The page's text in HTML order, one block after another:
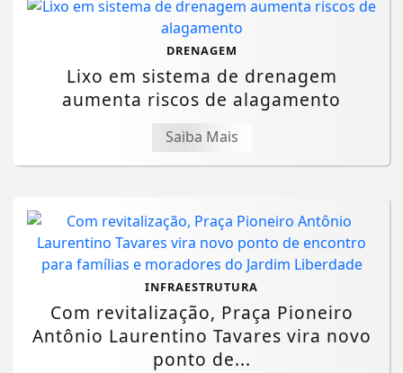
DRENAGEM
Lixo em sistema de drenagem
aumenta riscos de alagamento
Saiba Mais
INFRAESTRUTURA
Com revitalização, Praça Pioneiro
Antônio Laurentino Tavares vira novo
ponto de...